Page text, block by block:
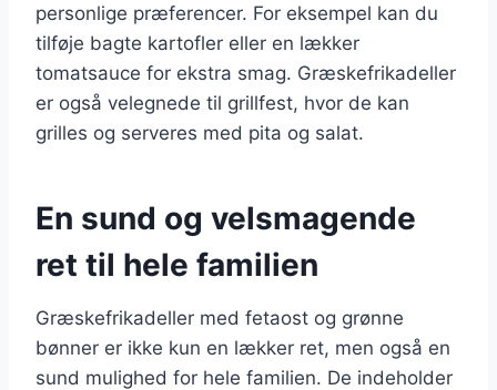
personlige præferencer. For eksempel kan du
tilføje bagte kartofler eller en lækker
tomatsauce for ekstra smag. Græskefrikadeller
er også velegnede til grillfest, hvor de kan
grilles og serveres med pita og salat.
En sund og velsmagende
ret til hele familien
Græskefrikadeller med fetaost og grønne
bønner er ikke kun en lækker ret, men også en
sund mulighed for hele familien. De indeholder